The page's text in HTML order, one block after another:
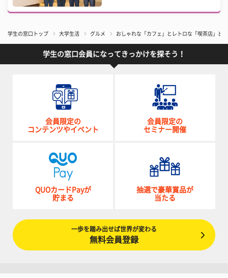
学生の窓口トップ 大学生活 グルメ おしゃれな「カフェ」とレトロな「喫茶店」ど
学生の窓口会員になってきっかけを探そう！
会員限定の
コンテンツやイベント
会員限定の
セミナー開催
QUOカードPayが
貯まる
抽選で豪華賞品が
当たる
一歩を踏み出せば世界が変わる
無料会員登録